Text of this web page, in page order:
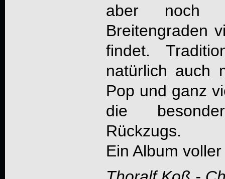
aber noch
Breitengraden
findet.
natürlich auch
Pop und ganz
die
Rückzugs.
Ein Album